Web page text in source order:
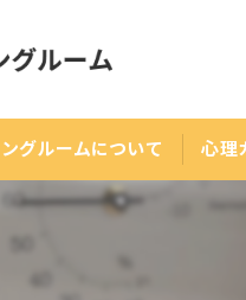
グルームについて 心理